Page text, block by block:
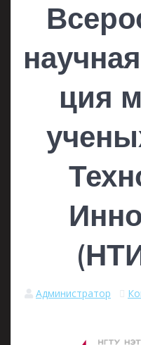
ция
Администратор